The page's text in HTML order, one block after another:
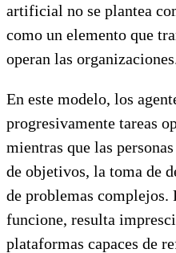
artificial no se plantea
como un elemento que
operan las
En este modelo, los
progresivamente tareas
mientras que las
de objetivos, la toma de
de problemas complejos.
funcione, resulta
plataformas capaces de